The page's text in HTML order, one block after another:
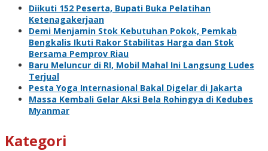
Diikuti 152 Peserta, Bupati Buka Pelatihan
Ketenagakerjaan
Demi Menjamin Stok Kebutuhan Pokok, Pemkab
Bengkalis Ikuti Rakor Stabilitas Harga dan Stok
Bersama Pemprov Riau
Baru Meluncur di RI, Mobil Mahal Ini Langsung Ludes
Terjual
Pesta Yoga Internasional Bakal Digelar di Jakarta
Massa Kembali Gelar Aksi Bela Rohingya di Kedubes
Myanmar
Kategori